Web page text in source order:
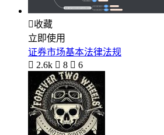
收藏
立即使用
证券市场基本法律法规
 2.6k  8  6